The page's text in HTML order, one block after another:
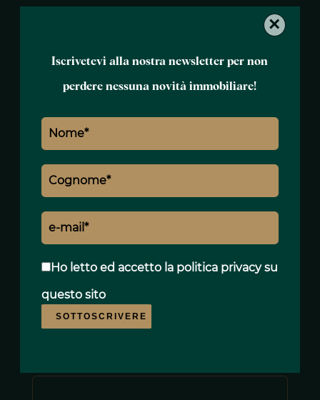
Iscrivetevi alla nostra newsletter per non
perdere nessuna novità immobiliare!
Ho letto ed accetto la politica privacysu
questo sito
SOTTOSCRIVERE
×